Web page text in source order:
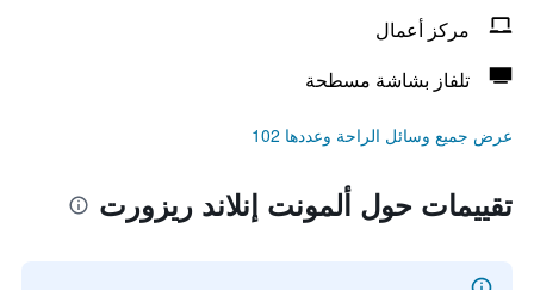
مركز أعمال
تلفاز بشاشة مسطحة
عرض جميع وسائل الراحة وعددها 102
تقييمات حول ألمونت إنلاند ريزورت